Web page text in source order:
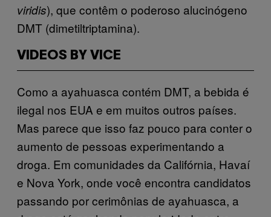
viridis), que contêm o poderoso alucinógeno
DMT (dimetiltriptamina).
VIDEOS BY VICE
Como a ayahuasca contém DMT, a bebida é
ilegal nos EUA e em muitos outros países.
Mas parece que isso faz pouco para conter o
aumento de pessoas experimentando a
droga. Em comunidades da Califórnia, Havaí
e Nova York, onde você encontra candidatos
passando por cerimônias de ayahuasca, a